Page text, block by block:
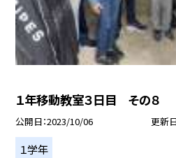
１年移動教室３日目 その８
公開日 2023/10/06 更新
１学年